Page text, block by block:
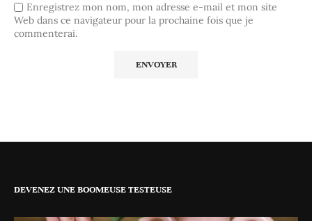
Enregistrez mon nom, mon adresse e-mail et mon site
Web dans ce navigateur pour la prochaine fois que je
commenterai.
DEVENEZ UNE BOOMEUSE TESTEUSE